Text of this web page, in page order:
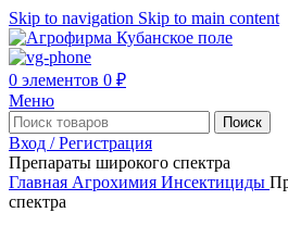
Skip to navigation Skip to main content
0 элементов 0 ₽
Меню
Поиск
Вход / Регистрация
Препараты широкого спектра
Главная Агрохимия Инсектициды
спектра